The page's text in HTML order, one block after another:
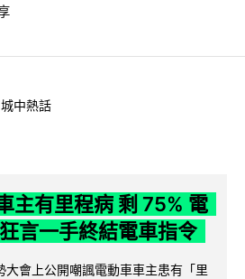
城中熱話
主有里程病 剩 75% 電
言一手終結電車指令
會上公開嘲諷電動車車主患有「里